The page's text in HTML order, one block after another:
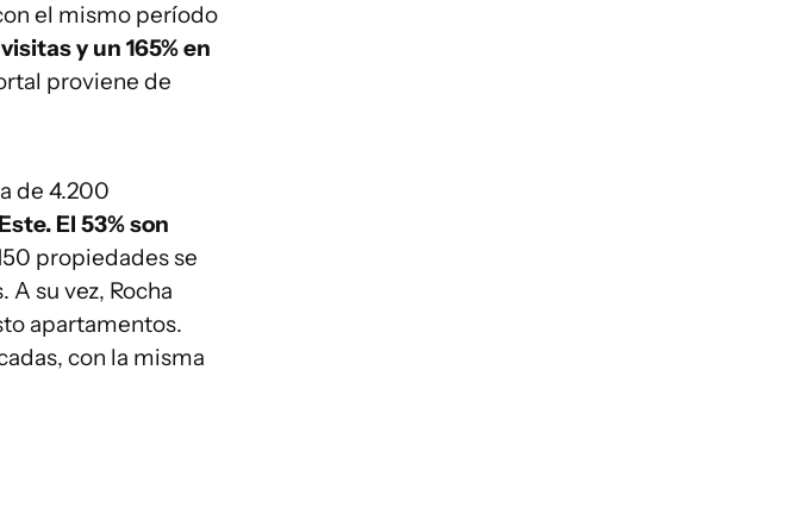
el mismo período
y un 165% en
proviene de
de 4.200
El 53% son
propiedades se
su vez, Rocha
apartamentos.
con la misma